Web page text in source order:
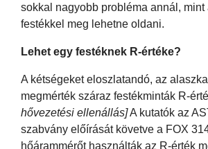
sokkal nagyobb probléma annál, mint
festékkel meg lehetne oldani.
Lehet egy festéknek R-értéke?
A kétségeket eloszlatandó, az
megmérték száraz festékminták R-
hővezetési ellenállás]A kutatók az
szabvány előírását követve a FOX
hőárammérőt használták az R-érték